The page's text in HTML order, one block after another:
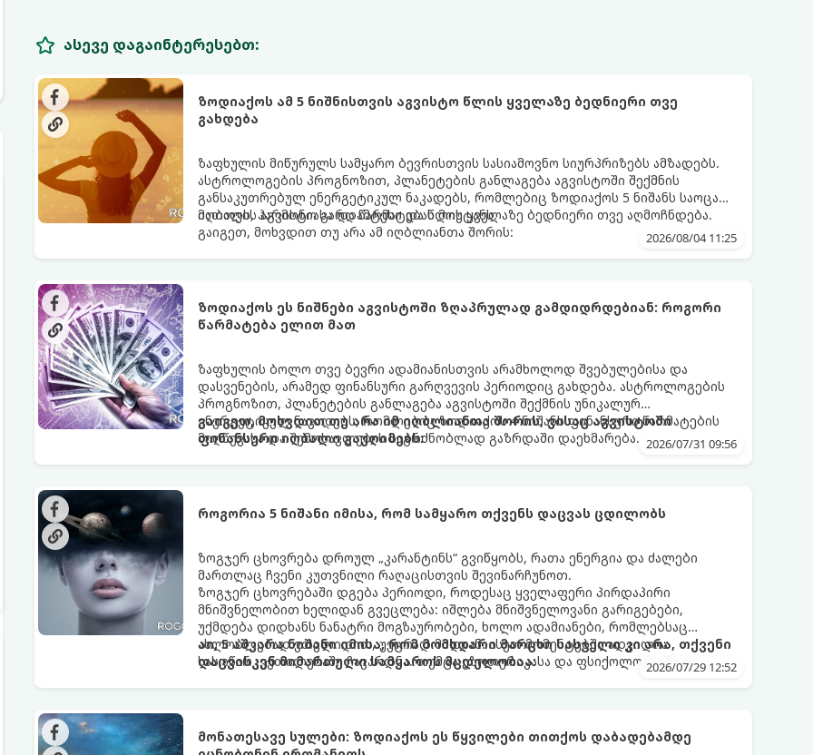
ასევე დაგაინტერესებთ:
ზოდიაქოს ამ 5 ნიშნისთვის აგვისტო წლის ყველაზე ბედნიერი თვე
გახდება
ზაფხულის მიწურულს სამყარო ბევრისთვის სასიამოვნო სიურპრიზებს ამზადებს.
ასტროლოგების პროგნოზით, პლანეტების განლაგება აგვისტოში შექმნის
განსაკუთრებულ ენერგეტიკულ ნაკადებს, რომლებიც ზოდიაქოს 5 ნიშანს საოცარ
იღბალს, ჰარმონიასა და წარმატებას მოუტანს.
მათთვის აგვისტო გარდამტეხი და წლის ყველაზე ბედნიერი თვე აღმოჩნდება.
გაიგეთ, მოხვდით თუ არა ამ იღბლიანთა შორის:
2026/08/04 11:25
ზოდიაქოს ეს ნიშნები აგვისტოში ზღაპრულად გამდიდრდებიან: როგორი
წარმატება ელით მათ
ზაფხულის ბოლო თვე ბევრი ადამიანისთვის არამხოლოდ შვებულებისა და
დასვენების, არამედ ფინანსური გარღვევის პერიოდიც გახდება. ასტროლოგების
პროგნოზით, პლანეტების განლაგება აგვისტოში შექმნის უნიკალურ
ენერგეტიკულ ნაკადებს, რომლებიც ზოდიაქოს 4 ნიშანს ფინანსური წარმატების
მიღწევასა და შემოსავლების საგრძნობლად გაზრდაში დაეხმარება.
გაიგეთ, მოხვდით თუ არა იმ იღბლიანთა შორის, ვისაც აგვისტოში
ფინანსური იღბალი გაუღიმებს:
2026/07/31 09:56
როგორია 5 ნიშანი იმისა, რომ სამყარო თქვენს დაცვას ცდილობს
ზოგჯერ ცხოვრება დროულ „კარანტინს“ გვიწყობს, რათა ენერგია და ძალები
მართლაც ჩვენი კუთვნილი რაღაცისთვის შევინარჩუნოთ.
ზოგჯერ ცხოვრებაში დგება პერიოდი, როდესაც ყველაფერი პირდაპირი
მნიშვნელობით ხელიდან გვეცლება: იშლება მნიშვნელოვანი გარიგებები,
უქმდება დიდხანს ნანატრი მოგზაურობები, ხოლო ადამიანები, რომლებსაც
ახლობლებად ვთვლიდით, უეცრად მიდიან. ასეთ მომენტებში ადვილია
სასოწარკვეთილებაში ჩავარდნა. თუმცა ეზოთერიკასა და ფსიქოლოგიაში ეს
აი, 5 აშკარა ნიშანი იმისა, რომ მომხდარი მარცხი სასჯელი კი არა, თქვენი
დაცვისკენ მიმართული სამყაროს მცდელობაა:
2026/07/29 12:52
მონათესავე სულები: ზოდიაქოს ეს წყვილები თითქოს დაბადებამდე